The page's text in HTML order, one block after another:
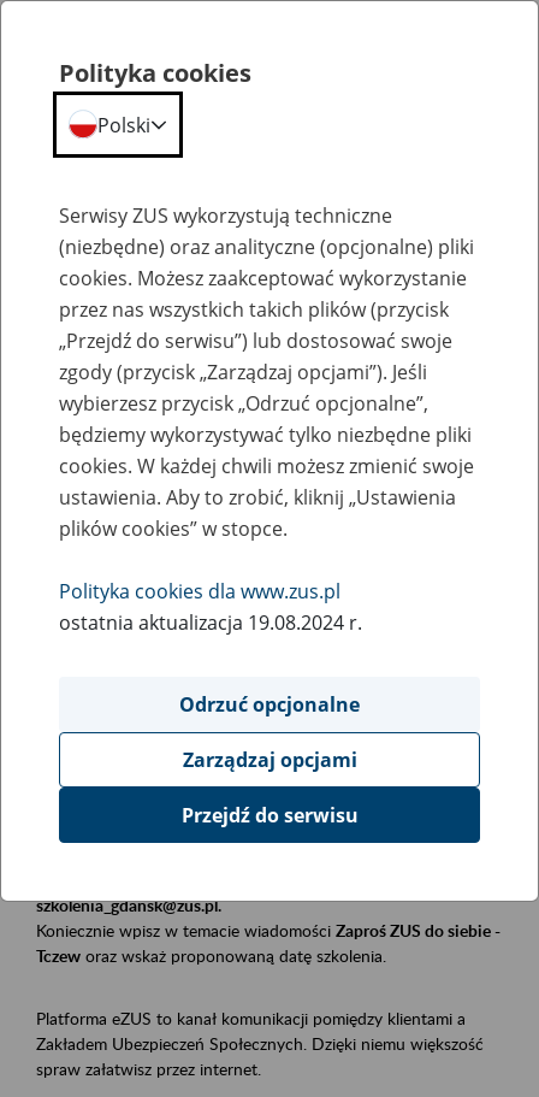
Szkolenia
Zaproś ZUS do siebie: eZUS, wizyty
rezerwowane, e-wizyty, Aktywni 50+
Rodzaj wydarzenia
Szkolenia
Obszar merytoryczny
Płatnicy, ubezpieczeni, świadczeniobiorcy
Opis wydarzenia
Szkolenie stacjonarne w siedzibie firmy, instytucji, urzędu.
szkolenia_gdansk@zus.pl.
Koniecznie wpisz w temacie wiadomości Zaproś ZUS do siebie -
Tczew oraz wskaż proponowaną datę szkolenia.
Platforma eZUS to kanał komunikacji pomiędzy klientami a
Zakładem Ubezpieczeń Społecznych. Dzięki niemu większość
spraw załatwisz przez internet.
Polityka cookies
Polski
Serwisy ZUS wykorzystują techniczne
(niezbędne) oraz analityczne (opcjonalne) pliki
cookies. Możesz zaakceptować wykorzystanie
przez nas wszystkich takich plików (przycisk
„Przejdź do serwisu”) lub dostosować swoje
zgody (przycisk „Zarządzaj opcjami”). Jeśli
wybierzesz przycisk „Odrzuć opcjonalne”,
będziemy wykorzystywać tylko niezbędne pliki
cookies. W każdej chwili możesz zmienić swoje
ustawienia. Aby to zrobić, kliknij „Ustawienia
plików cookies” w stopce.
Polityka cookies dla www.zus.pl
ostatnia aktualizacja 19.08.2024 r.
Odrzuć opcjonalne
Zarządzaj opcjami
Przejdź do serwisu